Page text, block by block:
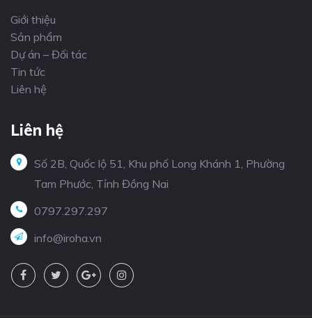
Giới thiệu
Sản phẩm
Dự án – Đối tác
Tin tức
Liên hệ
Liên hệ
Số 2B, Quốc lộ 51, Khu phố Long Khánh 1, Phường
Tam Phước, Tỉnh Đồng Nai
0797.297.297
info@iroha.vn